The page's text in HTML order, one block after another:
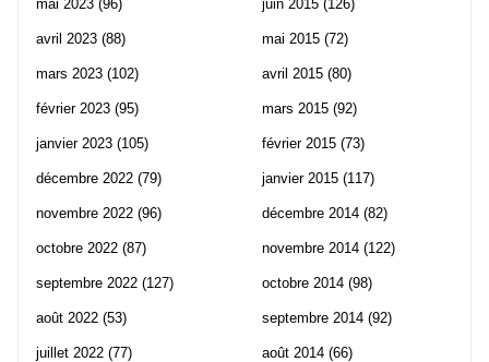
mai 2023 (96)
avril 2023 (88)
mars 2023 (102)
février 2023 (95)
janvier 2023 (105)
décembre 2022 (79)
novembre 2022 (96)
octobre 2022 (87)
septembre 2022 (127)
août 2022 (53)
juillet 2022 (77)
juin 2015 (126)
mai 2015 (72)
avril 2015 (80)
mars 2015 (92)
février 2015 (73)
janvier 2015 (117)
décembre 2014 (82)
novembre 2014 (122)
octobre 2014 (98)
septembre 2014 (92)
août 2014 (66)